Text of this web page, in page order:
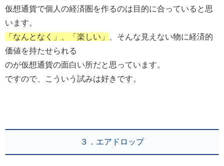
仮想通貨で個人の経済圏を作るのは目的に合っていると思
います。
「なんとなく」、「楽しい」
、そんな見えない物に経済的
価値を持たせられる
のが仮想通貨の面白い所だと思っています。
ですので、こういう試みは好きです。
３．エアドロップ